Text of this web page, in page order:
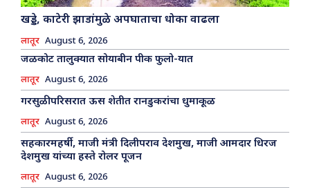
खड्डे, काटेरी झाडांमुळे अपघाताचा धोका वाढला
लातूर August 6, 2026
जळकोट तालुक्यात सोयाबीन पीक फुलो-यात
लातूर August 6, 2026
गरसुळी परिसरात ऊस शेतीत रानडुकरांचा धुमाकूळ
लातूर August 6, 2026
सहकारमहर्षी, माजी मंत्री दिलीपराव देशमुख, माजी आमदार धिरज
देशमुख यांच्या हस्ते रोलर पूजन
लातूर August 6, 2026